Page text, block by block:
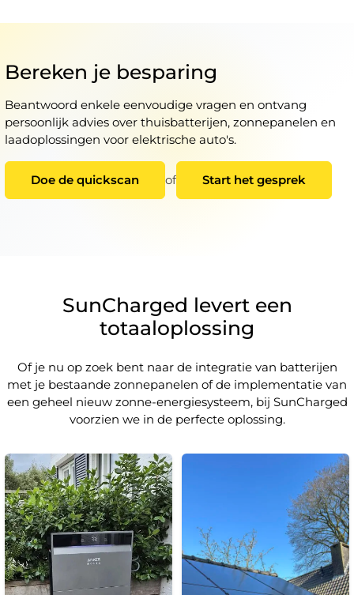
Bereken je besparing
Beantwoord enkele eenvoudige vragen en ontvang
persoonlijk advies over thuisbatterijen, zonnepanelen en
laadoplossingen voor elektrische auto's.
Doe de quickscan of Start het gesprek
SunCharged levert een
totaaloplossing
Of je nu op zoek bent naar de integratie van batterijen
met je bestaande zonnepanelen of de implementatie van
een geheel nieuw zonne-energiesysteem, bij SunCharged
voorzien we in de perfecte oplossing.